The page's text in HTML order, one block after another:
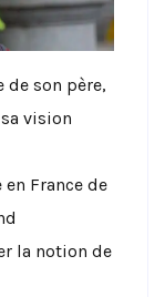
de son père,
vision
en France de
la notion de